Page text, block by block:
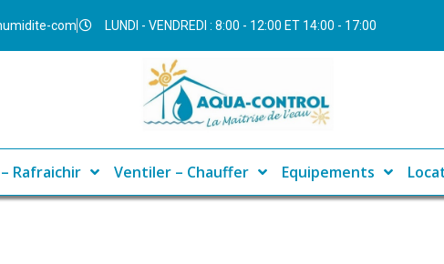
com LUNDI - VENDREDI : 8:00 - 12:00 ET 14:00 - 17:00
Rafraichir Ventiler – Chauffer Equipements